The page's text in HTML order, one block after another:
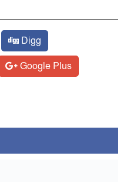
Digg
Google Plus